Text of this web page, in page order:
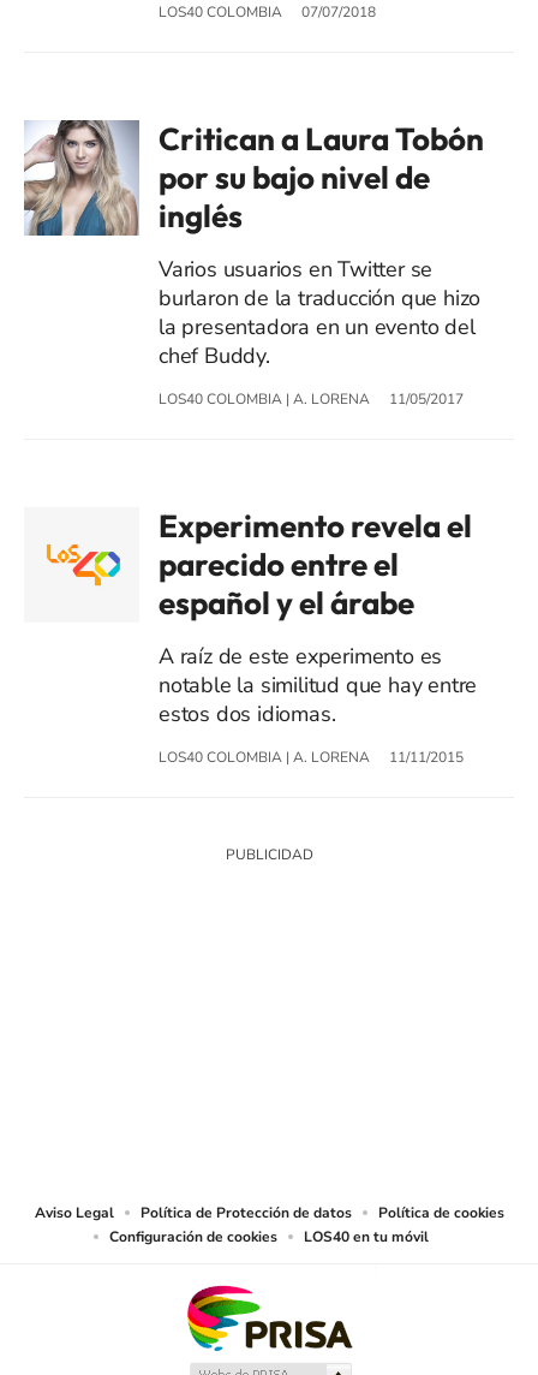
LOS40 COLOMBIA 07/07/2018
Critican a Laura Tobón
por su bajo nivel de
inglés
Varios usuarios en Twitter se
burlaron de la traducción que hizo
la presentadora en un evento del
chef Buddy.
LOS40 COLOMBIA | A. LORENA 11/05/2017
Experimento revela el
parecido entre el
español y el árabe
A raíz de este experimento es
notable la similitud que hay entre
estos dos idiomas.
LOS40 COLOMBIA | A. LORENA 11/11/2015
Aviso Legal Política de Protección de datos
Política de cookies
Configuración de cookies
LOS40 en tu móvil